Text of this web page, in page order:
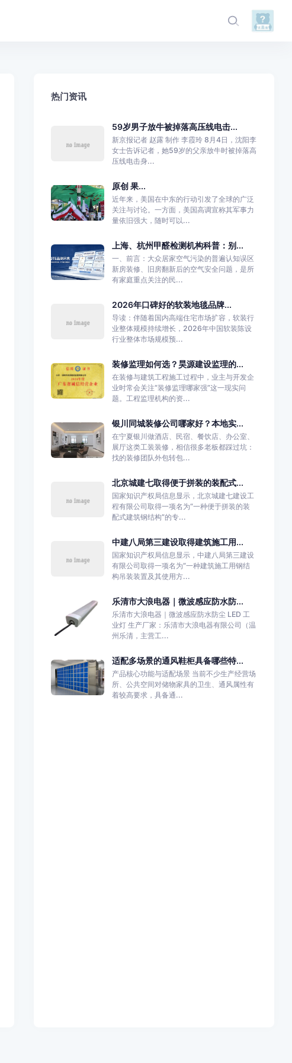
热门资讯
59岁男子放牛被掉落高压线电击...
新京报记者 赵露 制作 李霞玲 8月4日，沈阳李
女士告诉记者，她59岁的父亲放牛时被掉落高
压线电击身...
原创 果...
近年来，美国在中东的行动引发了全球的广泛
关注与讨论。一方面，美国高调宣称其军事力
量依旧强大，随时可以...
上海、杭州甲醛检测机构科普：别...
一、前言：大众居家空气污染的普遍认知误区
新房装修、旧房翻新后的空气安全问题，是所
有家庭重点关注的民...
2026年口碑好的软装地毯品牌...
导读：伴随着国内高端住宅市场扩容，软装行
业整体规模持续增长，2026年中国软装陈设
行业整体市场规模预...
装修监理如何选？昊源建设监理的...
在装修与建筑工程施工过程中，业主与开发企
业时常会关注“装修监理哪家强”这一现实问
题。工程监理机构的资...
银川同城装修公司哪家好？本地实...
在宁夏银川做酒店、民宿、餐饮店、办公室、
展厅这类工装装修，相信很多老板都踩过坑：
找的装修团队外包转包...
北京城建七取得便于拼装的装配式...
国家知识产权局信息显示，北京城建七建设工
程有限公司取得一项名为“一种便于拼装的装
配式建筑钢结构”的专...
中建八局第三建设取得建筑施工用...
国家知识产权局信息显示，中建八局第三建设
有限公司取得一项名为“一种建筑施工用钢结
构吊装装置及其使用方...
乐清市大浪电器｜微波感应防水防...
乐清市大浪电器｜微波感应防水防尘 LED 工
业灯 生产厂家：乐清市大浪电器有限公司（温
州乐清，主营工...
适配多场景的通风鞋柜具备哪些特...
产品核心功能与适配场景 当前不少生产经营场
所、公共空间对储物家具的卫生、通风属性有
着较高要求，具备通...